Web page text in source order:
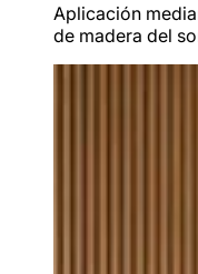
Aplicación
de madera del